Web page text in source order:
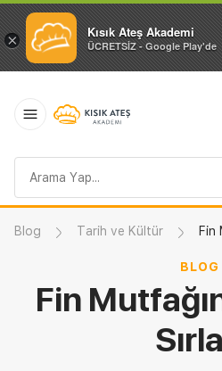
× Kısık Ateş Akademi
ÜCRETSİZ - Google Play'de
sorgusu
Blog Tarih ve Kültür Fin
BLOG
Fin